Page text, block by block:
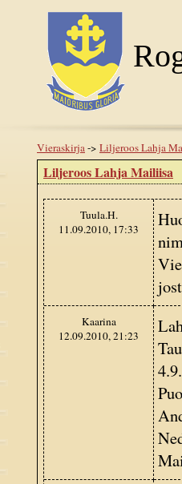
Vieraskirja-> Liljeroos Lahja
Liljeroos Lahja Mailiisa
Tuula.H.
11.09.2010, 17:33
Kaarina
12.09.2010, 21:23